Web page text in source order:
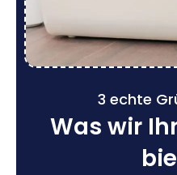
3 echte
Was wir